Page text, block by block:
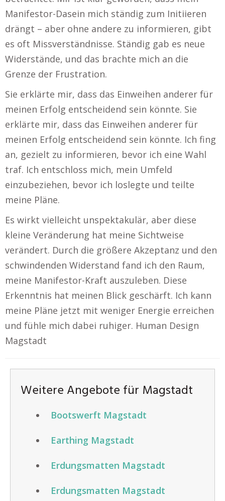
Manifestor-Dasein mich ständig zum Initiieren
drängt – aber ohne andere zu informieren, gibt
es oft Missverständnisse. Ständig gab es neue
Widerstände, und das brachte mich an die
Grenze der Frustration.
Sie erklärte mir, dass das Einweihen anderer für
meinen Erfolg entscheidend sein könnte. Sie
erklärte mir, dass das Einweihen anderer für
meinen Erfolg entscheidend sein könnte. Ich fing
an, gezielt zu informieren, bevor ich eine Wahl
traf. Ich entschloss mich, mein Umfeld
einzubeziehen, bevor ich loslegte und teilte
meine Pläne.
Es wirkt vielleicht unspektakulär, aber diese
kleine Veränderung hat meine Sichtweise
verändert. Durch die größere Akzeptanz und den
schwindenden Widerstand fand ich den Raum,
meine Manifestor-Kraft auszuleben. Diese
Erkenntnis hat meinen Blick geschärft. Ich kann
meine Pläne jetzt mit weniger Energie erreichen
und fühle mich dabei ruhiger. Human Design
Magstadt
Weitere Angebote für Magstadt
Bootswerft Magstadt
Earthing Magstadt
Erdungsmatten Magstadt
Erdungsmatten Magstadt